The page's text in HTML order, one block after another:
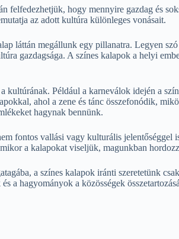
felfedezhetjük, hogy mennyire gazdag és
az adott kultúra különleges vonásait.
láttán megállunk egy pillanatra. Legyen
gazdagsága. A színes kalapok a helyi
Például a karneválok idején a
ahol a zene és tánc összefonódik,
hagynak bennünk.
fontos vallási vagy kulturális
a kalapokat viseljük, magunkban
a színes kalapok iránti szeretetünk
hagyományok a közösségek